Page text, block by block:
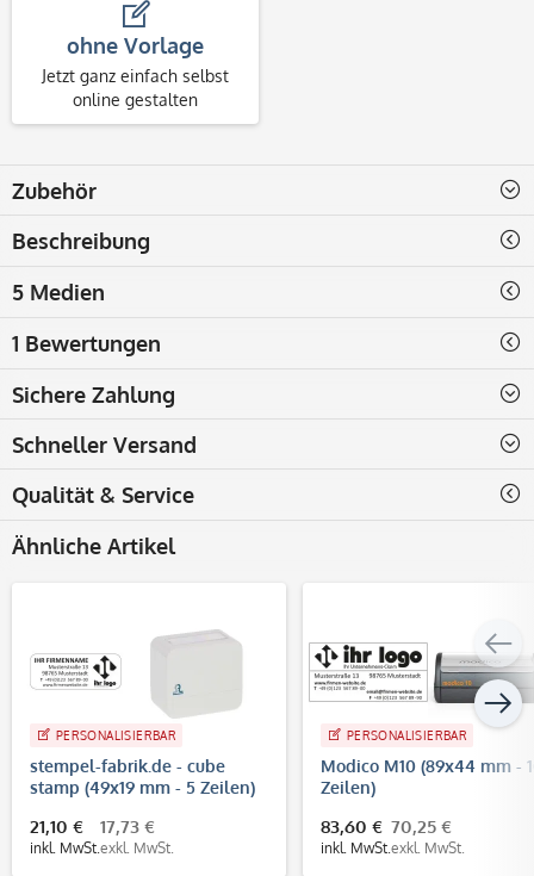
ohne Vorlage
Jetzt ganz einfach selbst
online gestalten
Zubehör
Beschreibung
5 Medien
1 Bewertungen
Sichere Zahlung
Schneller Versand
Qualität & Service
Ähnliche Artikel
PERSONALISIERBAR
stempel-fabrik.de - cube
stamp (49x19 mm - 5 Zeilen)
21,10 €
inkl. MwSt.
17,73 €
exkl. MwSt.
PERSONALISIERBAR
Modico M10 (89x44 mm -
Zeilen)
83,60 €
inkl. MwSt.
70,25 €
exkl. MwSt.